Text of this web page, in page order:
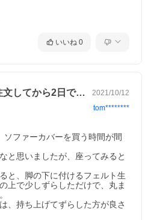
いいね 0
本日到着しました。注文してから2日で届… 2021/10/12
tom********
ファーカバーを買う時間が間
と思いましたが、座ってみると
と、脚の下に付けるフェルト生
上で少しずらしただけで、丸ま
、持ち上げてずらした方が良さ